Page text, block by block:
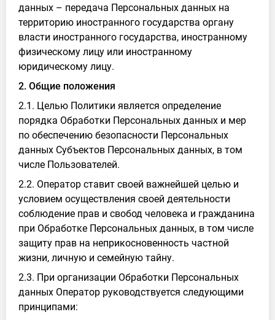
данных – передача Персональных данных на
территорию иностранного государства органу
власти иностранного государства, иностранному
физическому лицу или иностранному
юридическому лицу.
2. Общие положения
2.1. Целью Политики является определение
порядка Обработки Персональных данных и мер
по обеспечению безопасности Персональных
данных Субъектов Персональных данных, в том
числе Пользователей.
2.2. Оператор ставит своей важнейшей целью и
условием осуществления своей деятельности
соблюдение прав и свобод человека и гражданина
при Обработке Персональных данных, в том числе
защиту прав на неприкосновенность частной
жизни, личную и семейную тайну.
2.3. При организации Обработки Персональных
данных Оператор руководствуется следующими
принципами: